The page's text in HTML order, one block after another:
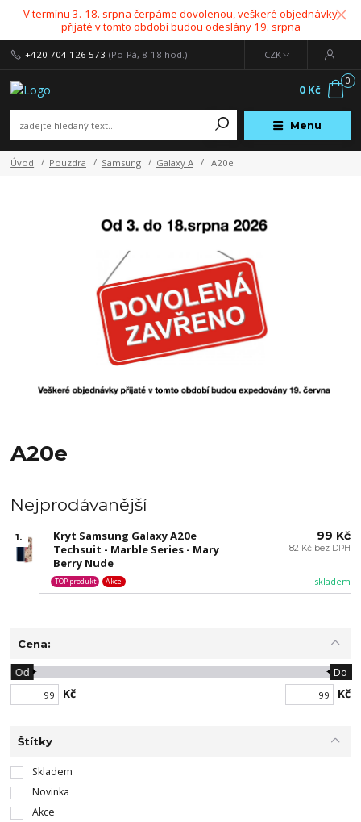
V termínu 3.-18. srpna čerpáme dovolenou, veškeré objednávky
přijaté v tomto období budou odeslány 19. srpna
Menu
CZK
+420 704 126 573 (Po-Pá, 8-18 hod.)
0
0 Kč
Úvod Pouzdra Samsung Galaxy A A20e
A20e
Nejprodávanější
1.
Kryt Samsung Galaxy A20e
Techsuit - Marble Series - Mary
Berry Nude
skladem
TOP produkt Akce
99 Kč
82 Kč bez DPH
Cena:
Kč
Od Do
Kč
Štítky
Skladem
Novinka
Akce